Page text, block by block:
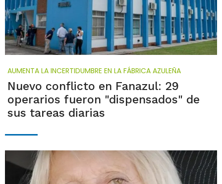
AUMENTA LA INCERTIDUMBRE EN LA FÁBRICA AZULEÑA
Nuevo conflicto en Fanazul: 29
operarios fueron "dispensados" de
sus tareas diarias